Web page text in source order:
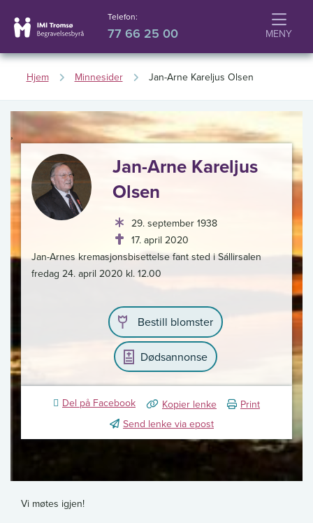
Telefon:
77 66 25 00
Hjem Minnesider Jan-Arne Kareljus Olsen
,
Jan-Arne Kareljus
Olsen
29. september 1938
17. april 2020
Jan-Arnes kremasjonsbisettelse fant sted i Sállirsalen
fredag 24. april 2020 kl. 12.00
Bestill blomster
Dødsannonse
Del på Facebook Kopier lenke
Print
Send lenke via epost
Vi møtes igjen!